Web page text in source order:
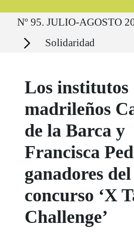
Ruta del sitio
Nº 95. JULIO-AGOSTO
Secciones Solidaridad
Los institutos
madrileños
de la Barca y
Francisca
ganadores del
concurso ‘X
Challenge’